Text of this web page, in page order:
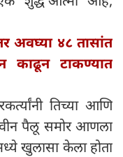
अवघ्या ४८ तासांत
काढून टाकण्यात
तिच्या आणि
पैलू समोर आणला
खुलासा केला होता